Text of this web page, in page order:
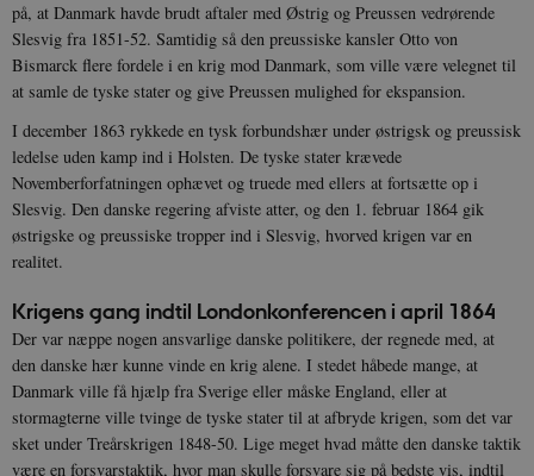
på, at Danmark havde brudt aftaler med Østrig og Preussen vedrørende
Slesvig fra 1851-52. Samtidig så den preussiske kansler Otto von
Bismarck flere fordele i en krig mod Danmark, som ville være velegnet til
at samle de tyske stater og give Preussen mulighed for ekspansion.
I december 1863 rykkede en tysk forbundshær under østrigsk og preussisk
ledelse uden kamp ind i Holsten. De tyske stater krævede
Novemberforfatningen ophævet og truede med ellers at fortsætte op i
Slesvig. Den danske regering afviste atter, og den 1. februar 1864 gik
østrigske og preussiske tropper ind i Slesvig, hvorved krigen var en
realitet.
Krigens gang indtil Londonkonferencen i april 1864
Der var næppe nogen ansvarlige danske politikere, der regnede med, at
den danske hær kunne vinde en krig alene. I stedet håbede mange, at
Danmark ville få hjælp fra Sverige eller måske England, eller at
stormagterne ville tvinge de tyske stater til at afbryde krigen, som det var
sket under Treårskrigen 1848-50. Lige meget hvad måtte den danske taktik
være en forsvarstaktik, hvor man skulle forsvare sig på bedste vis, indtil